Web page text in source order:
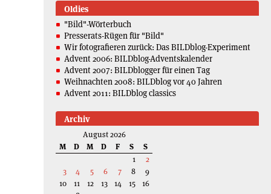
Oldies
"Bild"-Wörterbuch
Presserats-Rügen für "Bild"
Wir fotografieren zurück: Das BILDblog-Experiment
Advent 2006: BILDblog-Adventskalender
Advent 2007: BILDblogger für einen Tag
Weihnachten 2008: BILDblog vor 40 Jahren
Advent 2011: BILDblog classics
Archiv
August 2026
M
D M D F S
S
1
2
3
4 5 6 7 8
9
10
11 12 13 14 15
16